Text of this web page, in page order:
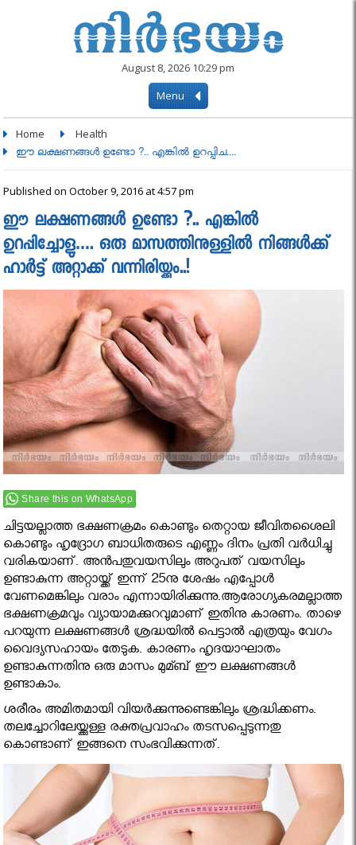
August 8, 2026 10:29 pm
Menu
Home Health
ഈ ലക്ഷണങ്ങള്‍ ഉണ്ടോ ?.. എങ്കില്‍ ഉറപ്പിച....
Published on October 9, 2016 at 4:57 pm
ഈ ലക്ഷണങ്ങള്‍ ഉണ്ടോ ?.. എങ്കില്‍
ഉറപ്പിച്ചോളു…. ഒരു മാസത്തിനുള്ളില്‍ നിങ്ങള്‍ക്ക്
ഹാര്‍ട്ട് അറ്റാക്ക് വന്നിരിയ്ക്കും..!
Share this on WhatsApp
ചിട്ടയല്ലാത്ത ഭക്ഷണക്രമം കൊണ്ടും തെറ്റായ ജീവിതശൈലി
കൊണ്ടും ഹൃദ്രോഗ ബാധിതരുടെ എണ്ണം ദിനം പ്രതി വര്‍ധിച്ചു
വരികയാണ്. അന്‍പതുവയസിലും അറുപത് വയസിലും
ഉണ്ടാകുന്ന അറ്റായ്ക്ക് ഇന്ന് 25നു ശേഷം എപ്പോള്‍
വേണമെങ്കിലും വരാം എന്നായിരിക്കുന്നു.ആരോഗ്യകരമല്ലാത്ത
ഭക്ഷണക്രമവും വ്യായാമക്കുറവുമാണ് ഇതിനു കാരണം. താഴെ
പറയുന്ന ലക്ഷണങ്ങള്‍ ശ്രദ്ധയില്‍ പെട്ടാല്‍ എത്രയും വേഗം
വൈദ്യസഹായം തേടുക. കാരണം ഹൃദയാഘാതം
ഉണ്ടാകുന്നതിനു ഒരു മാസം മുമ്ബ് ഈ ലക്ഷണങ്ങള്‍
ഉണ്ടാകാം.
ശരീരം അമിതമായി വിയര്‍ക്കുന്നുണ്ടെങ്കിലും ശ്രദ്ധിക്കണം.
തലച്ചോറിലേയ്ക്കുള്ള രക്തപ്രവാഹം തടസപ്പെടുന്നതു
കൊണ്ടാണ് ഇങ്ങനെ സംഭവിക്കുന്നത്.